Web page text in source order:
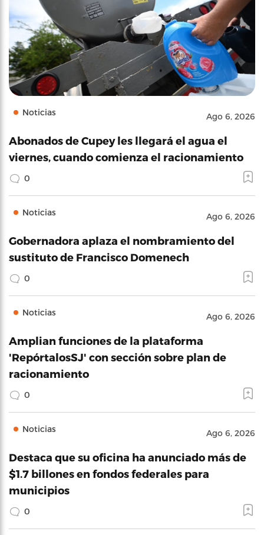
Noticias Ago 6, 2026
Abonados de Cupey les llegará el agua el
viernes, cuando comienza el racionamiento
0
Noticias Ago 6, 2026
Gobernadora aplaza el nombramiento del
sustituto de Francisco Domenech
0
Noticias Ago 6, 2026
Amplian funciones de la plataforma
'RepórtalosSJ' con sección sobre plan de
racionamiento
0
Noticias Ago 6, 2026
Destaca que su oficina ha anunciado más de
$1.7 billones en fondos federales para
municipios
0